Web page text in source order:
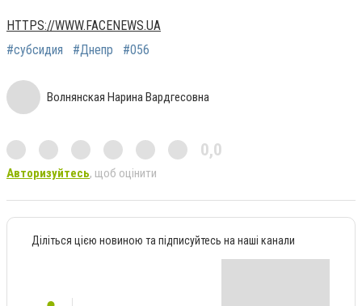
HTTPS://WWW.FACENEWS.UA
#субсидия
#Днепр #056
Волнянская Нарина Вардгесовна
0,0
Авторизуйтесь, щоб оцінити
Діліться цією новиною та підписуйтесь на наші канали